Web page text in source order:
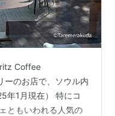
Coffee
ーのお店で、ソウル内
年1月現在） 特にコ
ともいわれる人気の